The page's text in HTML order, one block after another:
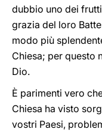
dubbio uno dei
grazia del loro
modo più
Chiesa; per questo
Dio.
È parimenti vero
Chiesa ha visto
vostri Paesi,